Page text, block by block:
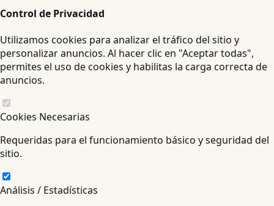
Control de Privacidad
Utilizamos cookies para analizar el tráfico del sitio y
personalizar anuncios. Al hacer clic en "Aceptar todas",
permites el uso de cookies y habilitas la carga correcta de
anuncios.
Cookies Necesarias
Requeridas para el funcionamiento básico y seguridad del
sitio.
Análisis / Estadísticas